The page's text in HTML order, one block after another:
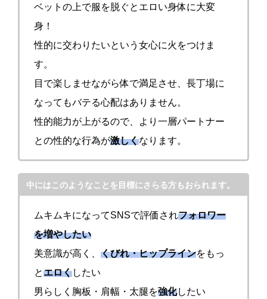
ベットの上で服を脱ぐとエロい身体に大変
身！
性的に交わりたいという女心に火をつけま
す。
目で楽しませながら体で満足させ、長丁場に
なってもバテる心配はありません。
性的能力が上がるので、より一層パートナー
との性的な行為が激しくなります。
中にはこのようなことを目標にさらる方もおられます。
ムキムキになってSNSで評価されフォロワー
を増やしたい
美意識が高く、 くびれ・ヒップラインをもっ
とエロくしたい
男らしく胸板・肩幅・太腿を強化したい